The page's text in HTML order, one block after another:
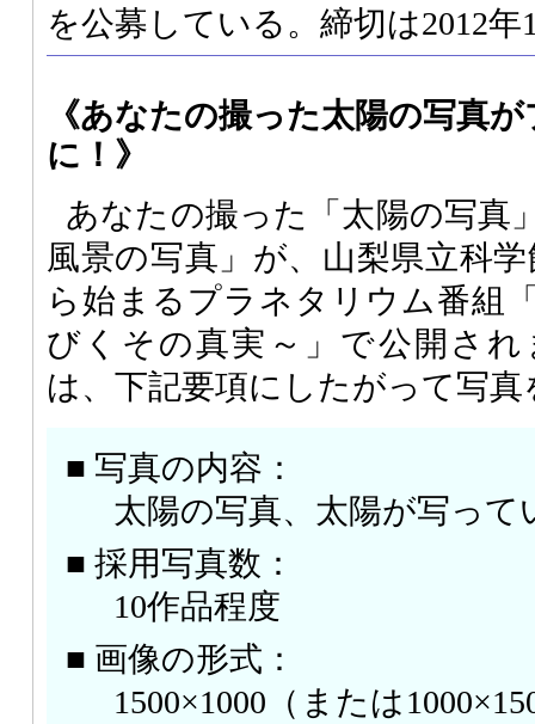
を公募している。締切は2012年
《あなたの撮った太陽の写真
に！》
あなたの撮った「太陽の写真
風景の写真」が、山梨県立科
ら始まるプラネタリウム番組
びくその真実～」で公開さ
は、下記要項にしたがって写
■ 写真の内容：
太陽の写真、太陽が写って
■ 採用写真数：
10作品程度
■ 画像の形式：
1500×1000（または